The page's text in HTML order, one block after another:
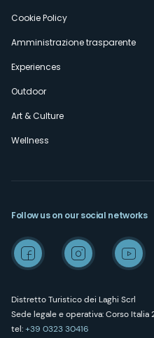
Cookie Policy
Amministrazione trasparente
Experiences
Outdoor
Art & Culture
Wellness
Distretto Turistico dei Laghi Scrl
Sede legale e operativa: Corso
tel:+39 0323 30416
Follow us on our social networks